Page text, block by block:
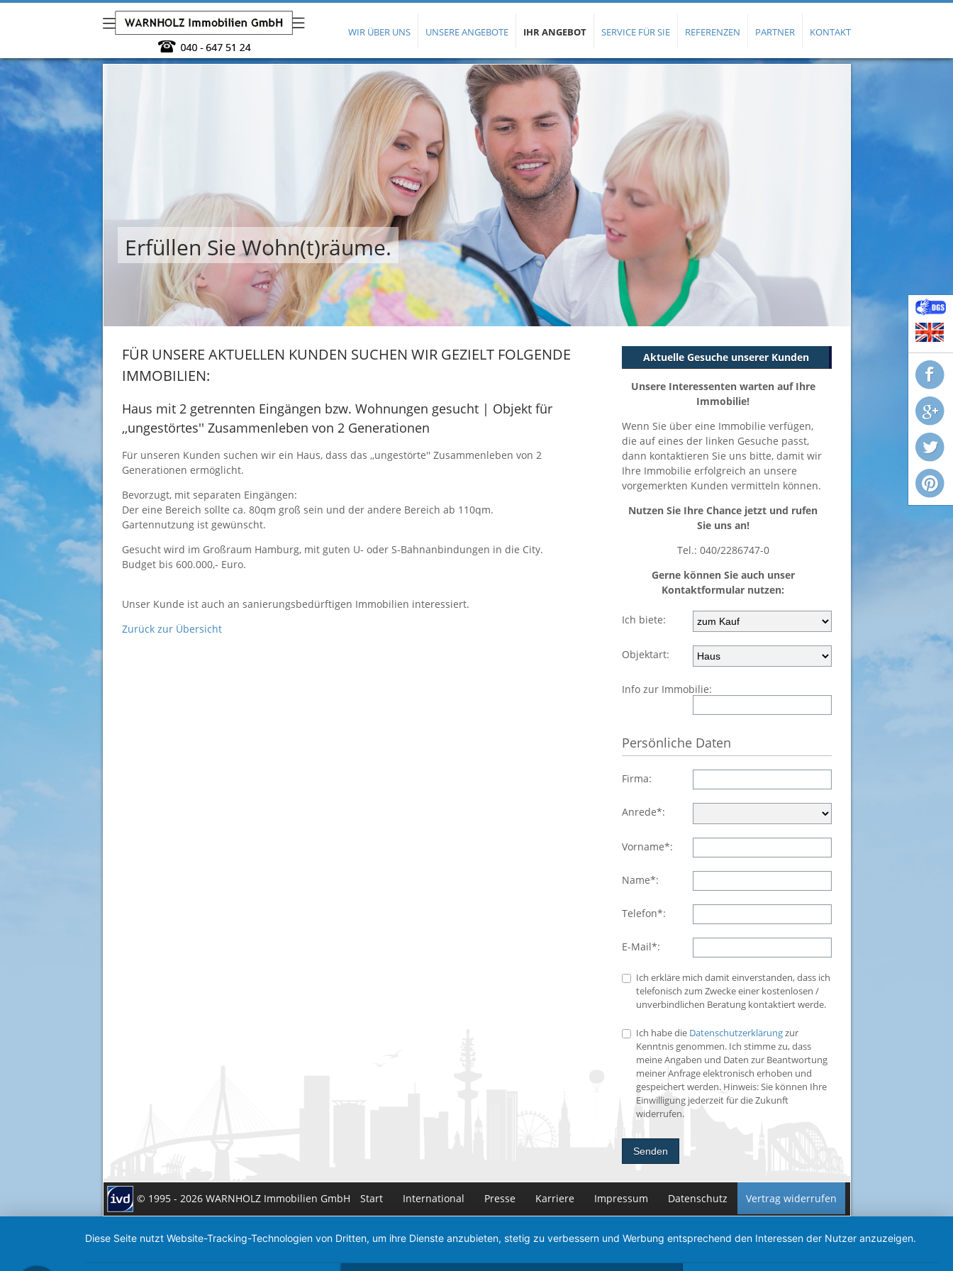
WIR ÜBER UNS UNSERE ANGEBOTE IHR ANGEBOT SERVICE FÜR SIE REFERENZEN PARTNER KONTAKT
Erfüllen Sie Wohn(t)räume.
FÜR UNSERE AKTUELLEN KUNDEN SUCHEN WIR GEZIELT FOLGENDE
IMMOBILIEN:
Haus mit 2 getrennten Eingängen bzw. Wohnungen gesucht | Objekt für
,,ungestörtes'' Zusammenleben von 2 Generationen
Für unseren Kunden suchen wir ein Haus, dass das ,,ungestörte'' Zusammenleben von 2
Generationen ermöglicht.
Bevorzugt, mit separaten Eingängen:
Der eine Bereich sollte ca. 80qm groß sein und der andere Bereich ab 110qm.
Gartennutzung ist gewünscht.
Gesucht wird im Großraum Hamburg, mit guten U- oder S-Bahnanbindungen in die City.
Budget bis 600.000,- Euro.
Unser Kunde ist auch an sanierungsbedürftigen Immobilien interessiert.
Zurück zur Übersicht
Aktuelle Gesuche unserer Kunden
Unsere Interessenten warten auf Ihre
Immobilie!
Wenn Sie über eine Immobilie verfügen,
die auf eines der linken Gesuche passt,
dann kontaktieren Sie uns bitte, damit wir
Ihre Immobilie erfolgreich an unsere
vorgemerkten Kunden vermitteln können.
Nutzen Sie Ihre Chance jetzt und rufen
Sie uns an!
Tel.: 040/2286747-0
Gerne können Sie auch unser
Kontaktformular nutzen:
Ich biete:
Objektart:
Info zur Immobilie:
Persönliche Daten
Firma:
Anrede*:
Vorname*:
Name*:
Telefon*:
E-Mail*:
Ich erkläre mich damit einverstanden, dass ich
telefonisch zum Zwecke einer kostenlosen /
unverbindlichen Beratung kontaktiert werde.
Ich habe die Datenschutzerklärungzur
Kenntnis genommen. Ich stimme zu, dass
meine Angaben und Daten zur Beantwortung
meiner Anfrage elektronisch erhoben und
gespeichert werden. Hinweis: Sie können Ihre
Einwilligung jederzeit für die Zukunft
widerrufen.
Senden
© 1995 - 2026 WARNHOLZ Immobilien GmbH Start International Presse Karriere Impressum Datenschutz Vertrag widerrufen
Diese Seite nutzt Website-Tracking-Technologien von Dritten, um ihre Dienste anzubieten, stetig zu verbessern und Werbung entsprechend den Interessen der Nutzer anzuzeigen.